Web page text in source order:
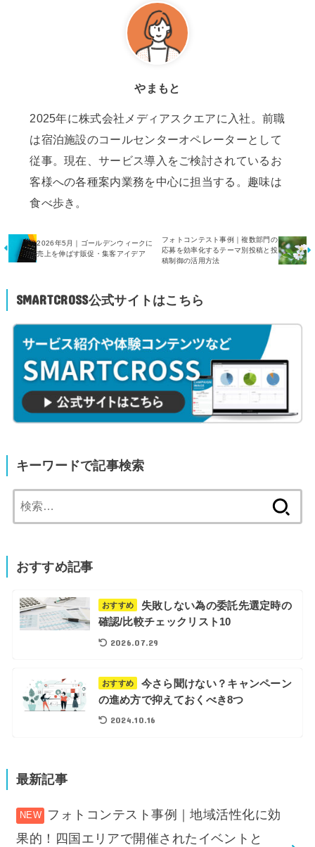
やまもと
2025年に株式会社メディアスクエアに入社。前職
は宿泊施設のコールセンターオペレーターとして
従事。現在、サービス導入をご検討されているお
客様への各種案内業務を中心に担当する。趣味は
食べ歩き。
2026年5月｜ゴールデンウィークに
売上を伸ばす販促・集客アイデア
フォトコンテスト事例｜複数部門の
応募を効率化するテーマ別投稿と投
稿制御の活用方法
SMARTCROSS公式サイトはこちら
キーワードで記事検索
索:
おすすめ記事
おすすめ
失敗しない為の委託先選定時の
確認/比較チェックリスト10
2026.07.29
おすすめ
今さら聞けない？キャンペーン
の進め方で抑えておくべき8つ
2024.10.16
最新記事
フォトコンテスト事例｜地域活性化に効
果的！四国エリアで開催されたイベントと